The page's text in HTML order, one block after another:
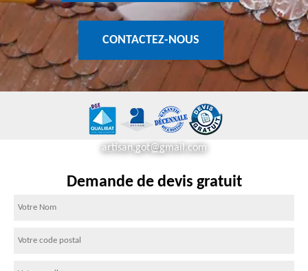
CONTACTEZ-NOUS
artisan.got@gmail.com
Demande de devis gratuit